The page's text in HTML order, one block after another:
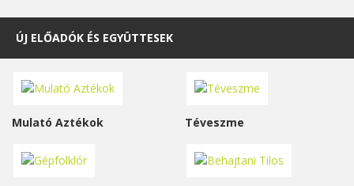
ÚJ ELŐADÓK ÉS EGYÜTTESEK
Mulató Aztékok Téveszme